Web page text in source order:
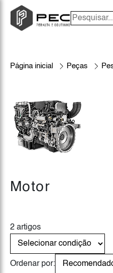
Página inicial Peças
Motor
2 artigos
Ordenar por: